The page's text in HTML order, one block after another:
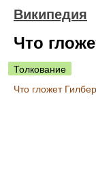
Википедия
Что
Толкование
Что гложет